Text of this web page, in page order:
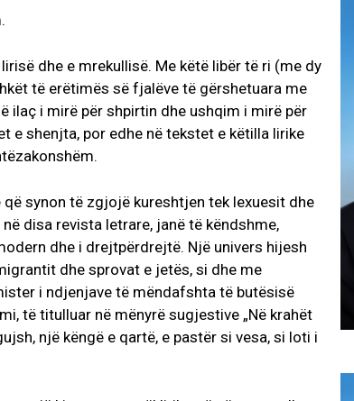
dhe e mrekullisë. Me këtë libër të ri (me dy
të erëtimës së fjalëve të gërshetuara me
ilaç i mirë për shpirtin dhe ushqim i mirë për
e shenjta, por edhe në tekstet e këtilla lirike
synon të zgjojë kureshtjen tek lexuesit dhe
disa revista letrare, janë të këndshme,
dhe i drejtpërdrejtë. Një univers hijesh
dhe sprovat e jetës, si dhe me
i ndjenjave të mëndafshta të butësisë
të titulluar në mënyrë sugjestive „Në krahët
një këngë e qartë, e pastër si vesa, si loti i